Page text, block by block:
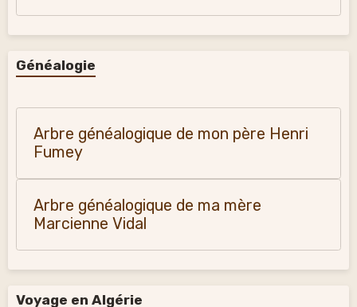
Généalogie
Arbre généalogique de mon père Henri
Fumey
Arbre généalogique de ma mère
Marcienne Vidal
Voyage en Algérie